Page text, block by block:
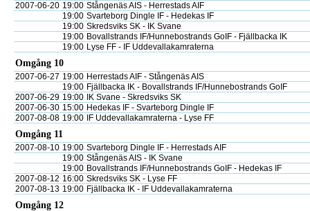
2007-06-20 19:00 Stångenäs AIS - Herrestads AIF
19:00 Svarteborg Dingle IF - Hedekas IF
19:00 Skredsviks SK - IK Svane
19:00 Bovallstrands IF/Hunnebostrands GoIF - Fjällbacka IK
19:00 Lyse FF - IF Uddevallakamraterna
Omgång 10
2007-06-27 19:00 Herrestads AIF - Stångenäs AIS
19:00 Fjällbacka IK - Bovallstrands IF/Hunnebostrands GoIF
2007-06-29 19:00
IK Svane - Skredsviks SK
2007-06-30 15:00 Hedekas IF - Svarteborg Dingle IF
2007-08-08 19:00 IF Uddevallakamraterna - Lyse FF
Omgång 11
2007-08-10 19:00 Svarteborg Dingle IF - Herrestads AIF
19:00 Stångenäs AIS - IK Svane
19:00 Bovallstrands IF/Hunnebostrands GoIF - Hedekas IF
2007-08-12 16:00 Skredsviks SK - Lyse FF
2007-08-13 19:00 Fjällbacka IK - IF Uddevallakamraterna
Omgång 12